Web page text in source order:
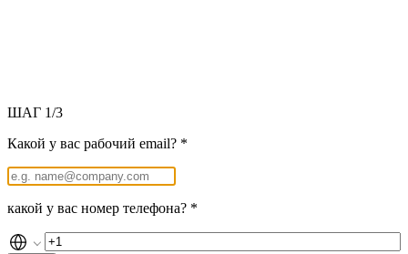
ШАГ 1/3
Какой у вас рабочий email? *
какой у вас номер телефона? *